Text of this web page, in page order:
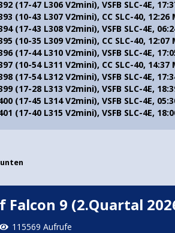
(17-47 L306 V2mini), VSFB SLC-4E,
(10-43 L307 V2mini), CC SLC-40, 12:26
(17-43 L308 V2mini), VSFB SLC-4E,
(10-35 L309 V2mini), CC SLC-40, 12:07
(17-44 L310 V2mini), VSFB SLC-4E,
(10-54 L311 V2mini), CC SLC-40, 14:37
(17-54 L312 V2mini), VSFB SLC-4E,
(17-28 L313 V2mini), VSFB SLC-4E,
(17-45 L314 V2mini), VSFB SLC-4E,
(17-40 L315 V2mini), VSFB SLC-4E,
Falcon 9 (2.Quartal
115569 Aufrufe